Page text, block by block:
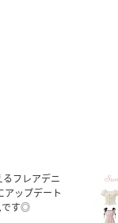
るフレアデニ
ップデート
です◎